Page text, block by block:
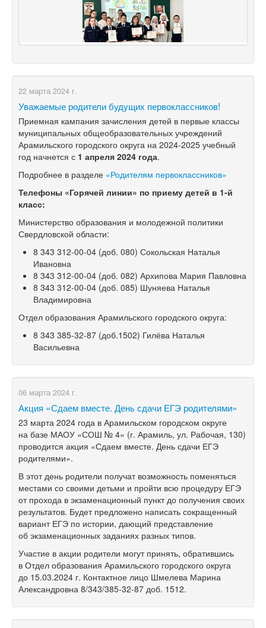
22 марта 2024 г.
Уважаемые родители будущих первоклассников!
Приемная кампания зачисления детей в первые классы
муниципальных общеобразовательных учреждений
Арамильского городского округа на 2024-2025 учебный
год начнется с 1 апреля 2024 года.
Подробнее в разделе «Родителям первоклассников»
Телефоны «Горячей линии» по приему детей в 1-й
класс:
Министерство образования и молодежной политики
Свердловской области:
8 343 312-00-04 (доб. 080) Сокольская Наталья
Ивановна
8 343 312-00-04 (доб. 082) Архипова Мария Павловна
8 343 312-00-04 (доб. 085) Шуняева Наталья
Владимировна
Отдел образования Арамильского городского округа:
8 343 385-32-87 (доб.1502) Гилёва Наталья
Васильевна
06 марта 2024 г.
Акция «Сдаем вместе. День сдачи ЕГЭ родителями»
23 марта 2024 года в Арамильском городском округе
на базе МАОУ «СОШ № 4» (г. Арамиль, ул. Рабочая, 130)
проводится акция «Сдаем вместе. День сдачи ЕГЭ
родителями».
В этот день родители получат возможность поменяться
местами со своими детьми и пройти всю процедуру ЕГЭ
от прохода в экзаменационный пункт до получения своих
результатов. Будет предложено написать сокращенный
вариант ЕГЭ по истории, дающий представление
об экзаменационных заданиях разных типов.
Участие в акции родители могут принять, обратившись
в Отдел образования Арамильского городского округа
до 15.03.2024 г. Контактное лицо Шмелева Марина
Александровна 8/343/385-32-87 доб. 1512.